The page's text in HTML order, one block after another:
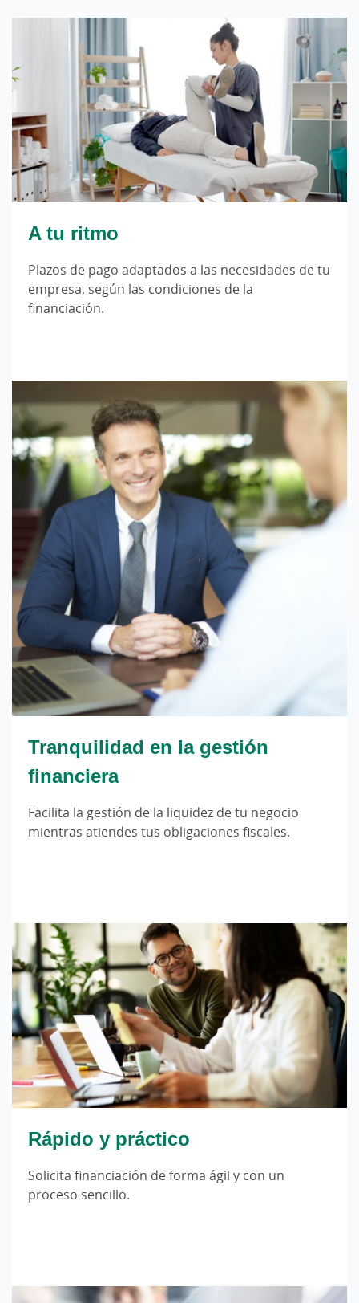
A tu ritmo
Plazos de pago adaptados a las necesidades de tu
empresa, según las condiciones de la
financiación.
Tranquilidad en la gestión
financiera
Facilita la gestión de la liquidez de tu negocio
mientras atiendes tus obligaciones fiscales.
Rápido y práctico
Solicita financiación de forma ágil y con un
proceso sencillo.